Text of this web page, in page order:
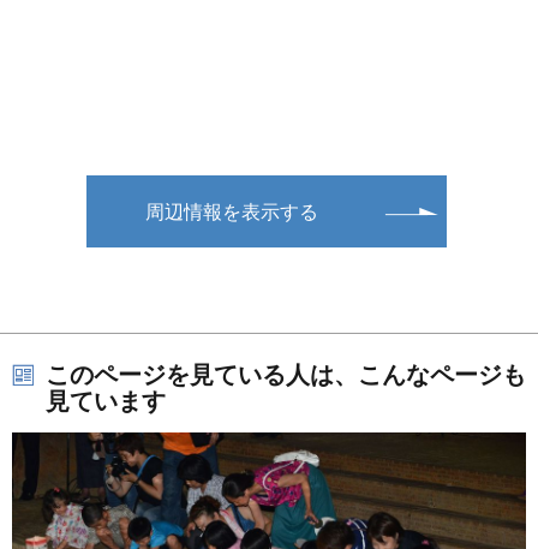
周辺情報を表示する
このページを見ている人は、こんなページも
見ています